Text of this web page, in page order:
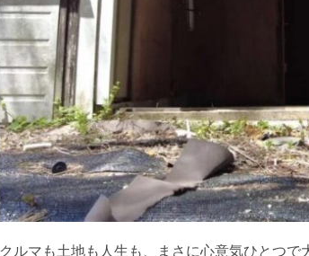
クルマも土地も人生も、まさに心意気ひとつで